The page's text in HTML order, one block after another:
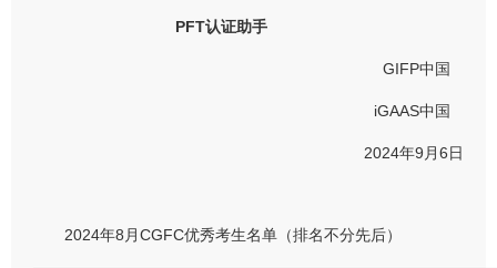
PFT认证助手
GIFP中国
iGAAS中国
2024年9月6日
2024年8月CGFC优秀考生名单（排名不分先后）